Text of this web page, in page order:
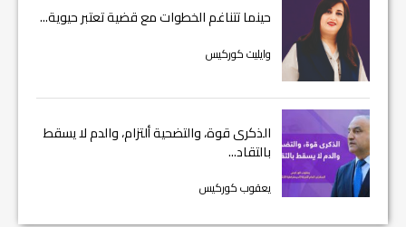
حينما تتناغم الخطوات مع قضية تعتبر حيوية...
وايليت كوركيس
الذكرى قوة، والتضحية ألتزام، والدم لا يسقط
بالتقاد...
يعقوب كوركيس